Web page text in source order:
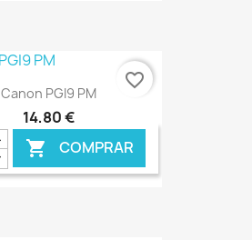
€ ONLINE
Canon PGI9 PM
14,80 €
 COMPRAR
favorite_border